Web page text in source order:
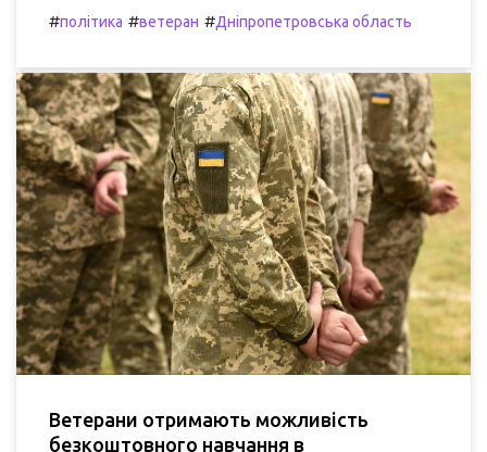
#політика #ветеран #Дніпропетровська область
Ветерани отримають можливість
безкоштовного навчання в